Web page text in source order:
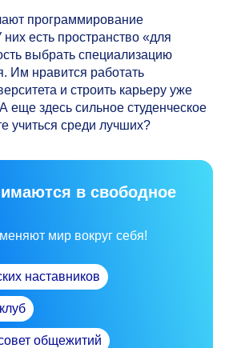
программирование
есть пространство «для
выбрать специализацию
Им нравится работать
и строить карьеру уже
еще здесь сильное студенческое
учиться среди лучших?
в свободное
мир вокруг себя!
наставников
общежитий